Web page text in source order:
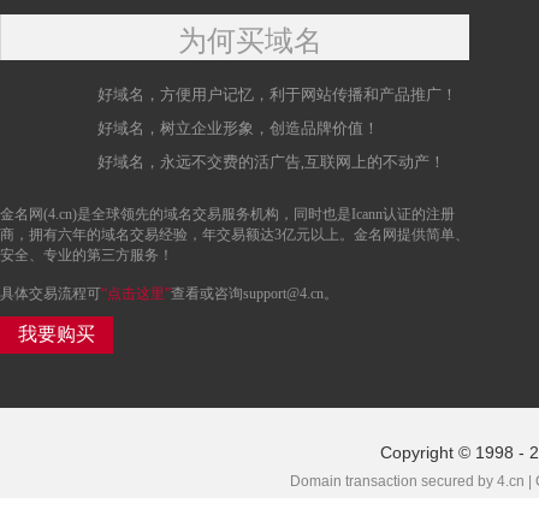
为何买域名
好域名，方便用户记忆，利于网站传播和产品推广！
好域名，树立企业形象，创造品牌价值！
好域名，永远不交费的活广告,互联网上的不动产！
金名网(4.cn)是全球领先的域名交易服务机构，同时也是Icann认证的注册
商，拥有六年的域名交易经验，年交易额达3亿元以上。金名网提供简单、
安全、专业的第三方服务！
具体交易流程可“点击这里”查看或咨询support@4.cn。
我要购买
Copyright © 1998 -
Domain transaction secured by 4.cn